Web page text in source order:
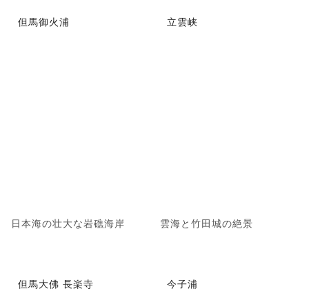
但馬御火浦
日本海の壮大な岩礁海岸
立雲峡
雲海と竹田城の絶景
但馬大佛 長楽寺 今子浦